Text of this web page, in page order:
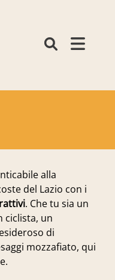
alla
del Lazio con i
. Che tu sia un
ciclista, un
di
mozzafiato, qui